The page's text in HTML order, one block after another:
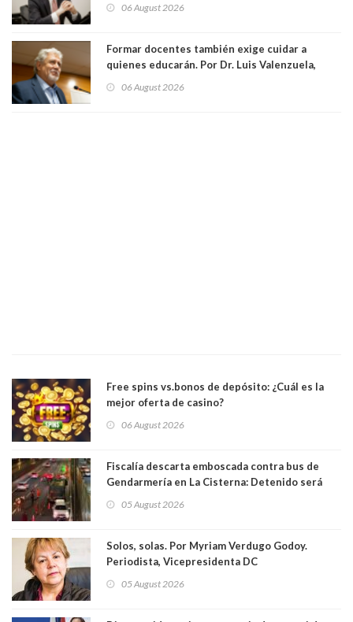
06 August 2026
Formar docentes también exige cuidar a
quienes educarán. Por Dr. Luis Valenzuela,
Académicos U. Católica Silva Henríquez
06 August 2026
Free spins vs.bonos de depósito: ¿Cuál es la
mejor oferta de casino?
06 August 2026
Fiscalía descarta emboscada contra bus de
Gendarmería en La Cisterna: Detenido será
05 August 2026
Solos, solas. Por Myriam Verdugo Godoy.
Periodista, Vicepresidenta DC
05 August 2026